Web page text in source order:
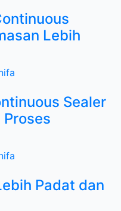
Lebih
Sealer
Padat dan